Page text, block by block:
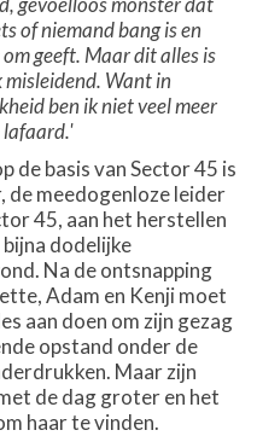
of niemand bang is en
geeft. Maar dit alles is
misleidend. Want in
ben ik niet veel meer
lafaard.'
de basis van Sector 45 is
de meedogenloze leider
45, aan het herstellen
bijna dodelijke
Na de ontsnapping
Adam en Kenji moet
aan doen om zijn gezag
opstand onder de
Maar zijn
de dag groter en het
haar te vinden.